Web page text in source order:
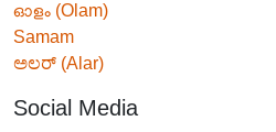
ഓളം (Olam)
Samam
ಅಲರ್ (Alar)
Social Media